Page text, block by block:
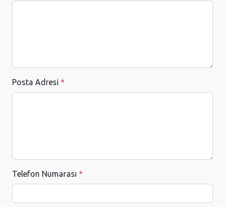
Posta Adresi *
Telefon Numarası *